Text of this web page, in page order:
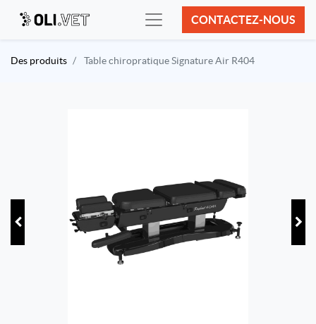
CONTACTEZ-NOUS
Des produits Table chiropratique Signature Air R404